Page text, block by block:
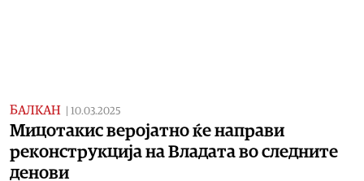
БАЛКАН 10.03.2025
Мицотакис веројатно ќе направи
реконструкција на Владата во следните
денови